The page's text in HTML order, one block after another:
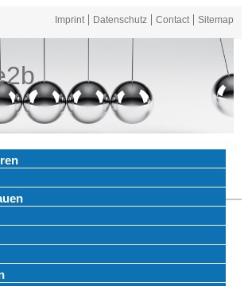
Imprint Datenschutz Contact Sitemap